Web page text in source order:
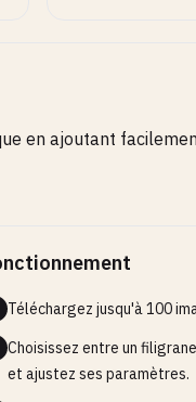
en ajoutant
Téléchargez jusqu'à 100
Choisissez entre un
et ajustez ses paramètres.